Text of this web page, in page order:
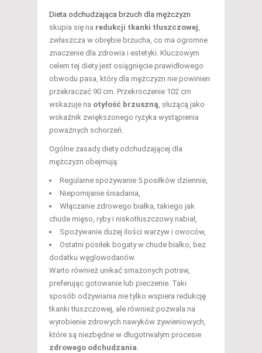
Dieta odchudzająca brzuch dla mężczyzn
skupia się na redukcji tkanki tłuszczowej,
zwłaszcza w obrębie brzucha, co ma ogromne
znaczenie dla zdrowia i estetyki. Kluczowym
celem tej diety jest osiągnięcie prawidłowego
obwodu pasa, który dla mężczyzn nie powinien
przekraczać 90 cm. Przekroczenie 102 cm
wskazuje na otyłość brzuszną, służącą jako
wskaźnik zwiększonego ryzyka wystąpienia
poważnych schorzeń.
Ogólne zasady diety odchudzającej dla
mężczyzn obejmują:
Regularne spożywanie 5 posiłków dziennie,
Niepomijanie śniadania,
Włączanie zdrowego białka, takiego jak
chude mięso, ryby i niskotłuszczowy nabiał,
Spożywanie dużej ilości warzyw i owoców,
Ostatni posiłek bogaty w chude białko, bez
dodatku węglowodanów.
Warto również unikać smażonych potraw,
preferując gotowanie lub pieczenie. Taki
sposób odżywiania nie tylko wspiera redukcję
tkanki tłuszczowej, ale również pozwala na
wyrobienie zdrowych nawyków żywieniowych,
które są niezbędne w długotrwałym procesie
zdrowego odchudzania.